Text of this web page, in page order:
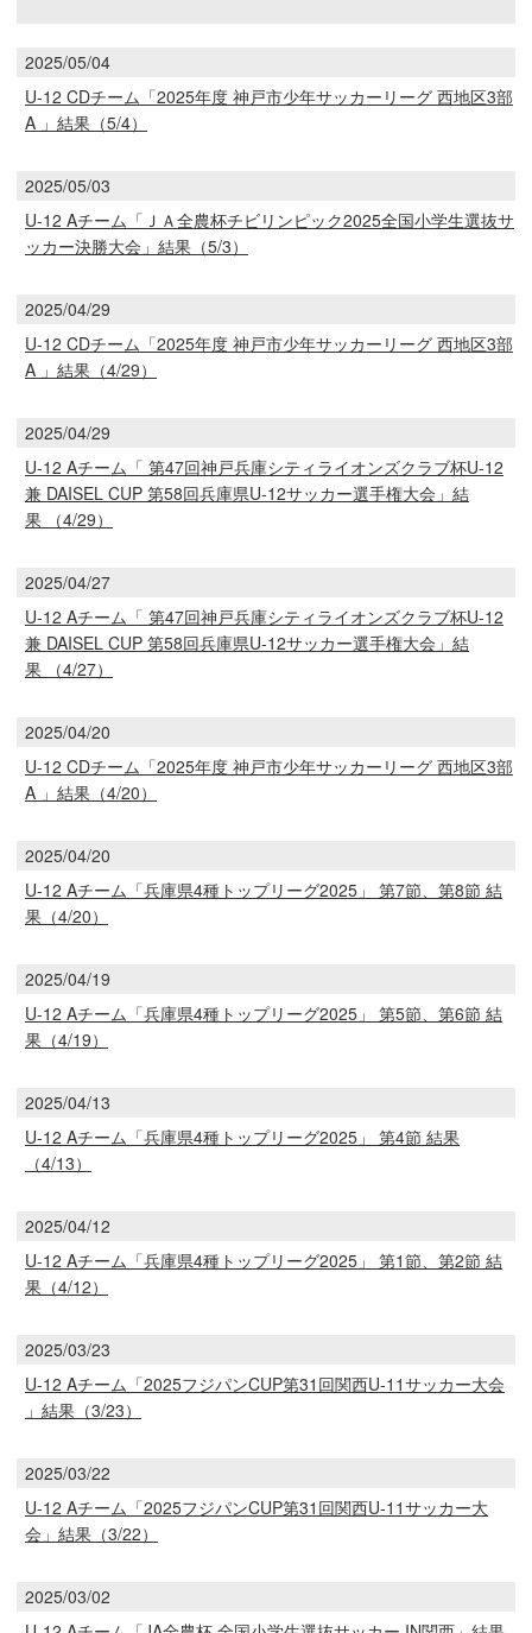
2025/05/04
U-12 CDチーム「2025年度 神戸市少年サッカーリーグ 西地区3部
A 」結果（5/4）
2025/05/03
U-12 Aチーム「ＪＡ全農杯チビリンピック2025全国小学生選抜サ
ッカー決勝大会」結果（5/3）
2025/04/29
U-12 CDチーム「2025年度 神戸市少年サッカーリーグ 西地区3部
A 」結果（4/29）
2025/04/29
U-12 Aチーム「 第47回神戸兵庫シティライオンズクラブ杯U-12
兼 DAISEL CUP 第58回兵庫県U-12サッカー選手権大会」結
果 （4/29）
2025/04/27
U-12 Aチーム「 第47回神戸兵庫シティライオンズクラブ杯U-12
兼 DAISEL CUP 第58回兵庫県U-12サッカー選手権大会」結
果 （4/27）
2025/04/20
U-12 CDチーム「2025年度 神戸市少年サッカーリーグ 西地区3部
A 」結果（4/20）
2025/04/20
U-12 Aチーム「兵庫県4種トップリーグ2025」 第7節、第8節 結
果（4/20）
2025/04/19
U-12 Aチーム「兵庫県4種トップリーグ2025」 第5節、第6節 結
果（4/19）
2025/04/13
U-12 Aチーム「兵庫県4種トップリーグ2025」 第4節 結果
（4/13）
2025/04/12
U-12 Aチーム「兵庫県4種トップリーグ2025」 第1節、第2節 結
果（4/12）
2025/03/23
U-12 Aチーム「2025フジパンCUP第31回関西U-11サッカー大会
」結果（3/23）
2025/03/22
U-12 Aチーム「2025フジパンCUP第31回関西U-11サッカー大
会」結果（3/22）
2025/03/02